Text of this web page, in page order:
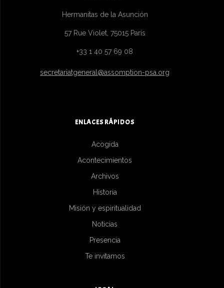
Hermanitas de la Asunción
57 Rue Violet, 75015 Paris
+33 1 40 57 69 08
secretariatgeneral@assomption-psa.org
ENLACES RÁPIDOS
Acogida
Acontecimientos
Archivos
Historia
Misión y espiritualidad
Noticias
Presencia
Te invitamos